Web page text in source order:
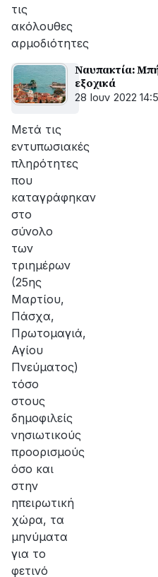
τις
ακόλουθες
αρμοδιότητες
Ναυπακτία:
εξοχικά
28 Ιουν 2022
Μετά τις
εντυπωσιακές
πληρότητες
που
καταγράφηκαν
στο
σύνολο
των
τριημέρων
(25ης
Μαρτίου,
Πάσχα,
Πρωτομαγιά,
Αγίου
Πνεύματος)
τόσο
στους
δημοφιλείς
νησιωτικούς
προορισμούς
όσο και
στην
ηπειρωτική
χώρα, τα
μηνύματα
για το
φετινό